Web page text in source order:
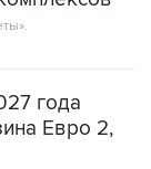
года
Евро 2,